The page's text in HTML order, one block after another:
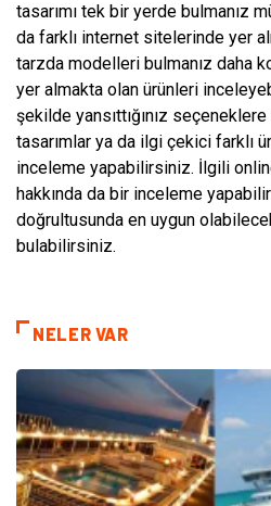
tasarımı tek bir yerde bulmanız
da farklı internet sitelerinde yer
tarzda modelleri bulmanız daha
yer almakta olan ürünleri
şekilde yansıttığınız
tasarımlar ya da ilgi çekici farklı
inceleme yapabilirsiniz. İlgili
hakkında da bir inceleme
doğrultusunda en uygun
bulabilirsiniz.
NELER VAR